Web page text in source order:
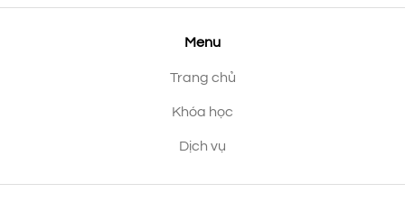
Menu
Trang chủ
Khóa học
Dịch vụ